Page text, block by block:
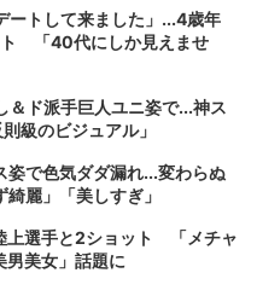
ートして来ました」...4歳年
ト 「40代にしか見えませ
＆ド派手巨人ユニ姿で...神ス
級のビジュアル」
姿で色気ダダ漏れ...変わらぬ
麗」「美しすぎ」
上選手と2ショット 「メチャ
男美女」話題に